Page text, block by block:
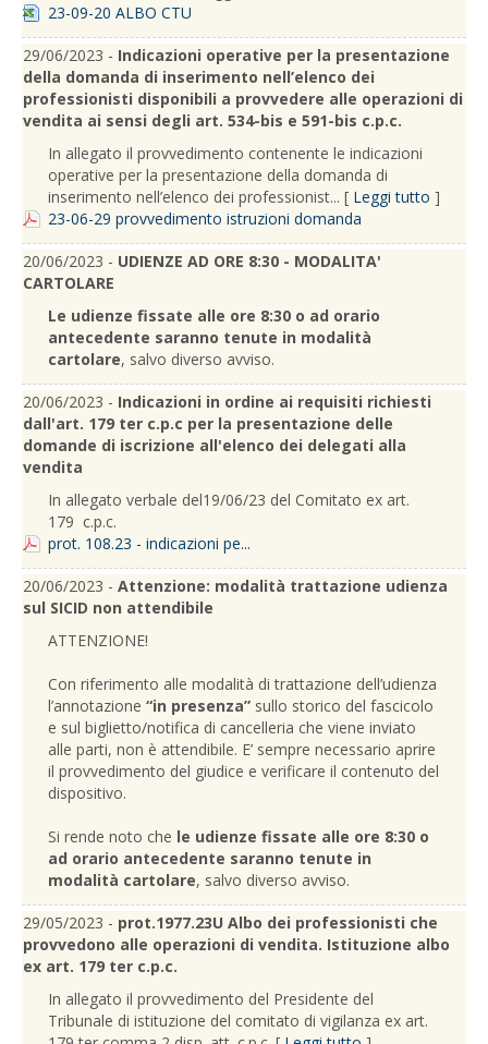
23-09-20 ALBO CTU
29/06/2023 - Indicazioni operative per la presentazione
della domanda di inserimento nell’elenco dei
professionisti disponibili a provvedere alle operazioni di
vendita ai sensi degli art. 534-bis e 591-bis c.p.c.
In allegato il provvedimento contenente le indicazioni
operative per la presentazione della domanda di
inserimento nell’elenco dei professionist... [ Leggi tutto ]
23-06-29 provvedimento istruzioni domanda
20/06/2023 - UDIENZE AD ORE 8:30 - MODALITA'
CARTOLARE
Le udienze fissate alle ore 8:30 o ad orario
antecedente saranno tenute in modalità
cartolare, salvo diverso avviso.
20/06/2023 - Indicazioni in ordine ai requisiti richiesti
dall'art. 179 ter c.p.c per la presentazione delle
domande di iscrizione all'elenco dei delegati alla
vendita
In allegato verbale del19/06/23 del Comitato ex art.
179 c.p.c.
prot. 108.23 - indicazioni pe...
20/06/2023 - Attenzione: modalità trattazione udienza
sul SICID non attendibile
ATTENZIONE!
Con riferimento alle modalità di trattazione dell’udienza
l’annotazione “in presenza” sullo storico del fascicolo
e sul biglietto/notifica di cancelleria che viene inviato
alle parti, non è attendibile. E’ sempre necessario aprire
il provvedimento del giudice e verificare il contenuto del
dispositivo.
Si rende noto che le udienze fissate alle ore 8:30 o
ad orario antecedente saranno tenute in
modalità cartolare, salvo diverso avviso.
29/05/2023 - prot.1977.23U Albo dei professionisti che
provvedono alle operazioni di vendita. Istituzione albo
ex art. 179 ter c.p.c.
In allegato il provvedimento del Presidente del
Tribunale di istituzione del comitato di vigilanza ex art.